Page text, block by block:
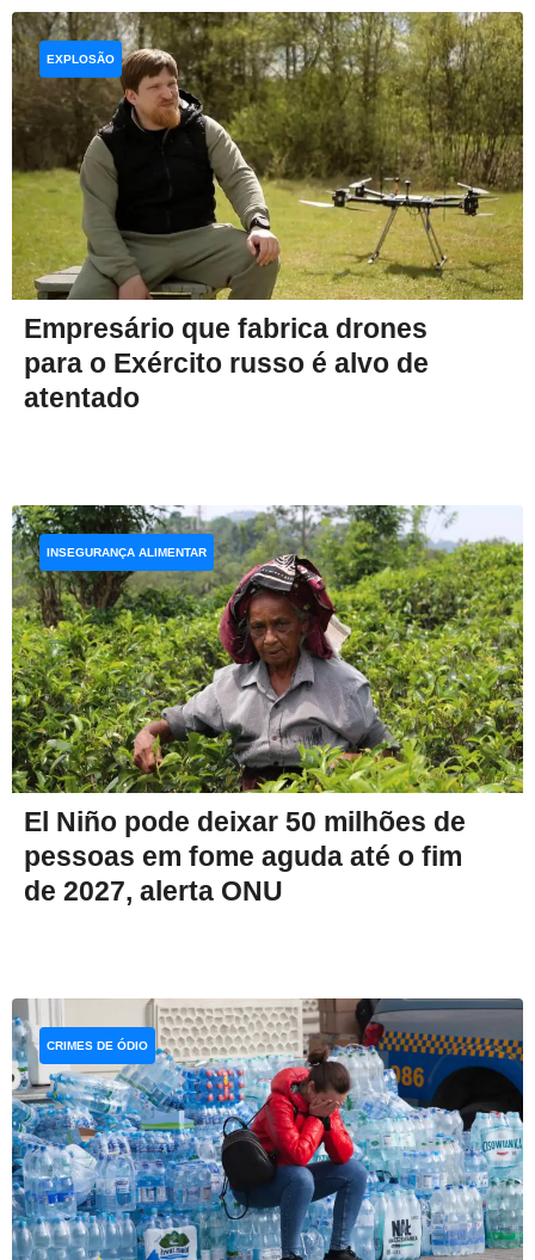
Empresário que fabrica drones
para o Exército russo é alvo de
atentado
EXPLOSÃO
El Niño pode deixar 50 milhões de
pessoas em fome aguda até o fim
de 2027, alerta ONU
INSEGURANÇA ALIMENTAR
CRIMES DE ÓDIO